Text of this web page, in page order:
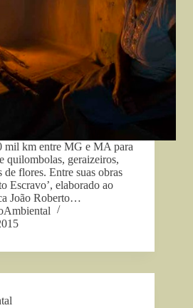
mil km entre MG e MA para
quilombolas, geraizeiros,
flores. Entre suas obras
Escravo’, elaborado ao
João Roberto…